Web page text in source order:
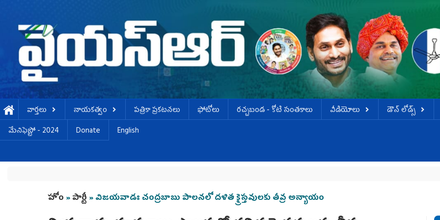
వార్తలు నాయకత్వం పత్రికా ప్రకటనలు ఫోటోలు ర‌చ్చ‌బండ‌ - కోటి సంత‌కాలు వీడియోలు డౌన్ లోడ్స్
మేనిఫెస్టో - 2024
Donate English
You are here
హోం »పార్టీ » విజయవాడః చంద్రబాబు పాలనలో దళిత క్రైస్తవులకు తీవ్ర అన్యాయం